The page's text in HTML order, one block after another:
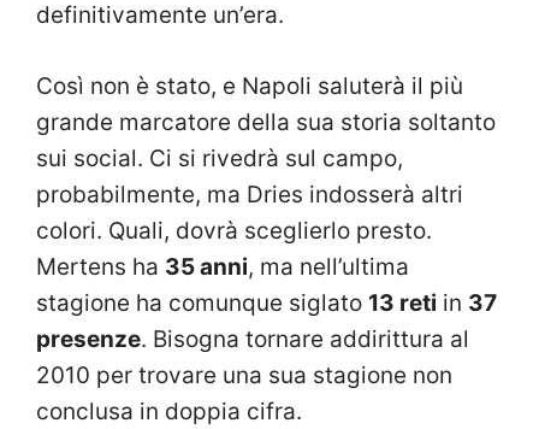
definitivamente un’era.
Così non è stato, e Napoli saluterà il più
grande marcatore della sua storia soltanto
sui social. Ci si rivedrà sul campo,
probabilmente, ma Dries indosserà altri
colori. Quali, dovrà sceglierlo presto.
Mertens ha 35 anni, ma nell’ultima
stagione ha comunque siglato 13 reti in 37
presenze. Bisogna tornare addirittura al
2010 per trovare una sua stagione non
conclusa in doppia cifra.